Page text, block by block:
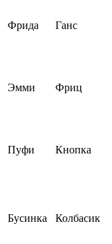
Фрида Ганс
Эмми Фриц
Пуфи Кнопка
Бусинка Колбасик